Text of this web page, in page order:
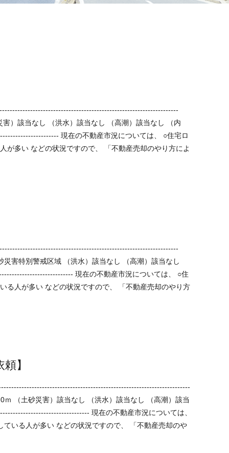
）該当なし （洪水）該当なし （高潮）該当なし （内
やり方によ
害特別警戒区域 （洪水）該当なし （高潮）該当なし
動産売却のやり方
】
で、 「不動産売却のや